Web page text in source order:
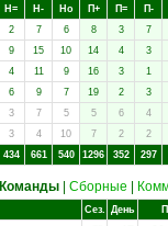
Н= Н- Нo П+ П= П-
2 7 6 8 3 7
9 15 10 14 4 3
4 11 9 16 3 1
6 9 7 19 2 3
3 7 5 5 6 4
3 4 10 7 2 2
434 661 540 1296 352 297
Команды Сборные
Сез. День